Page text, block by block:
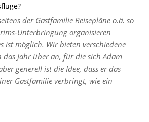
der Gastfamilie Reisepläne o.ä. so
Unterbringung organisieren
ist möglich. Wir bieten verschiedene
das Jahr über an, für die sich Adam
generell ist die Idee, dass er das
Gastfamilie verbringt, wie ein